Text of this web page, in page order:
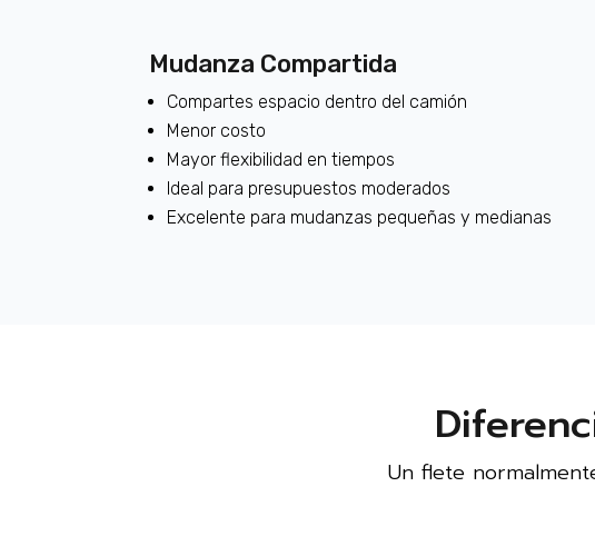
Mudanza Compartida
Compartes espacio dentro del camión
Menor costo
Mayor flexibilidad en tiempos
Ideal para presupuestos moderados
Excelente para mudanzas pequeñas y medianas
Un flete